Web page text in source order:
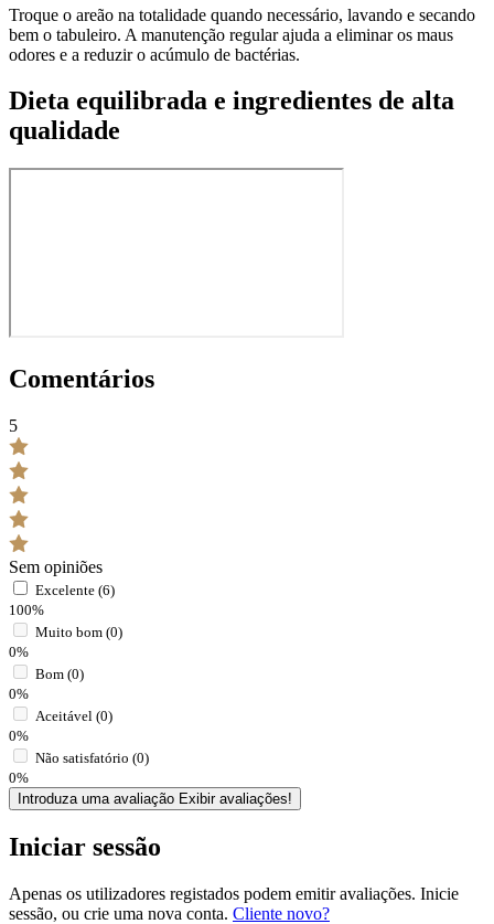
Troque o areão na totalidade quando necessário, lavando e secando
bem o tabuleiro. A manutenção regular ajuda a eliminar os maus
odores e a reduzir o acúmulo de bactérias.
Dieta equilibrada e ingredientes de alta
qualidade
Comentários
5
Sem opiniões
Excelente (6)
100%
Muito bom (0)
0%
Bom (0)
0%
Aceitável (0)
0%
Não satisfatório (0)
0%
Introduza uma avaliação Exibir avaliações!
Iniciar sessão
Apenas os utilizadores registados podem emitir avaliações. Inicie
sessão, ou crie uma nova conta. Cliente novo?